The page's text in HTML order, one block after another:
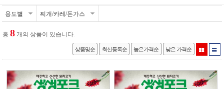
용도별 찌개/카레/돈가스
총8 개의 상품이 있습니다.
상품명순 최신등록순 높은가격순 낮은 가격순